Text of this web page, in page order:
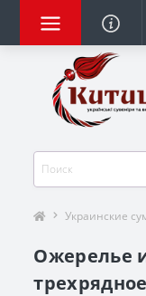
Украинские
Ожерелье